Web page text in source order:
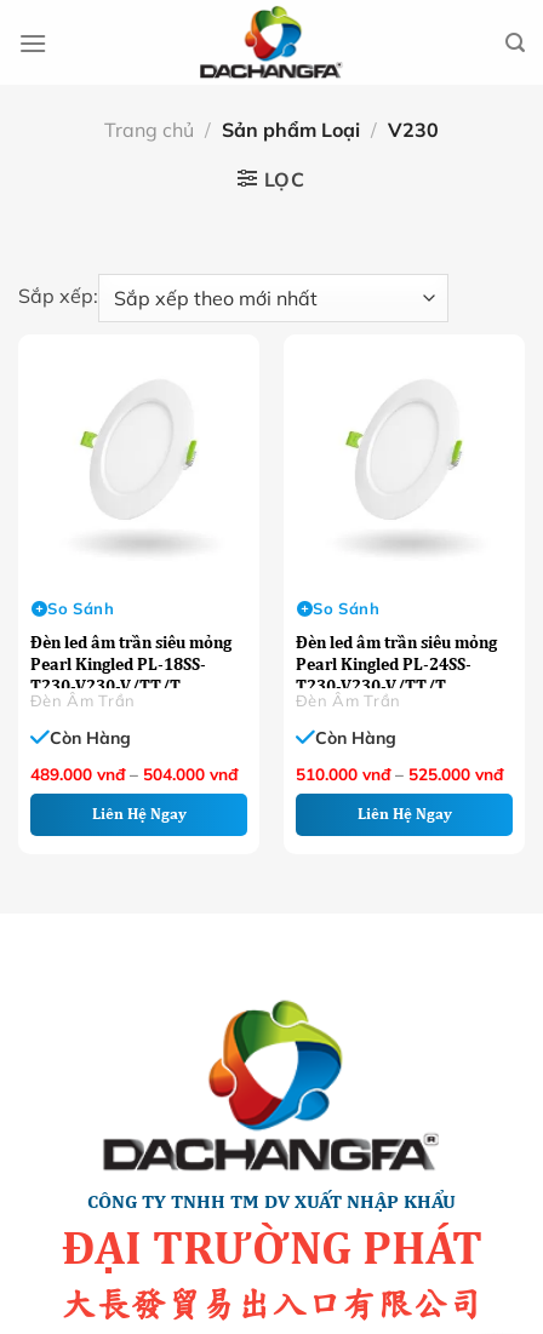
đến
Trang chủ / Sản phẩm Loại / V230
LỌC
Sắp xếp:
Đèn Âm Trần
Đèn led âm trần siêu mỏng
Pearl Kingled PL-18SS-
T230-V230-V/TT/T
So Sánh
Còn Hàng
489.000 vnđ – 504.000 vnđKhoảng
từ
đến
Liên Hệ Ngay
Đèn Âm Trần
Đèn led âm trần siêu mỏng
Pearl Kingled PL-24SS-
T230-V230-V/TT/T
So Sánh
Còn Hàng
510.000 vnđ – 525.000 vnđ
từ
đến
Liên Hệ Ngay
CÔNG TY TNHH TM DV XUẤT NHẬP KHẨU
ĐẠI TRƯỜNG PHÁT
大長發貿易出入口有限公司